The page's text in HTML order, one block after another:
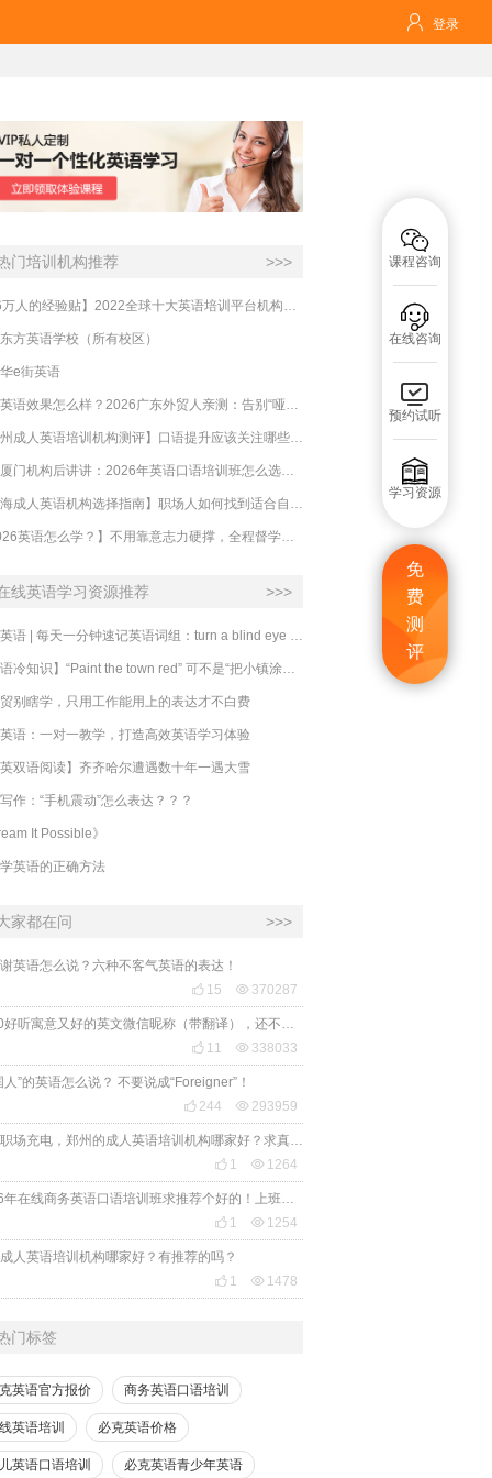
 登录

课程咨询

在线咨询

预约试听

学习资源
免
费
测
评
门培训机构推荐 >>>
方英语学校（所有校区）
e街英语
线英语学习资源推荐 >>>
别瞎学，只用工作能用上的表达才不白费
语：一对一教学，打造高效英语学习体验
双语阅读】齐齐哈尔遭遇数十年一遇大雪
作：“手机震动”怎么表达？？？
It Possible》
英语的正确方法
家都在问 >>>
英语怎么说？六种不客气英语的表达！
 15  370287
 11  338033
人”的英语怎么说？ 不要说成“Foreigner”！
 244  293959
 1  1264
 1  1254
人英语培训机构哪家好？有推荐的吗？
 1  1478
门标签
英语官方报价 商务英语口语培训
英语培训 必克英语价格
英语口语培训 必克英语青少年英语